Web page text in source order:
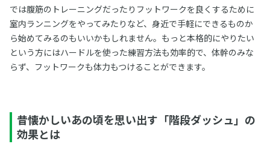
では腹筋のトレーニングだったりフットワークを良くするために
室内ランニングをやってみたりなど、身近で手軽にできるものか
ら始めてみるのもいいかもしれません。もっと本格的にやりたい
という方にはハードルを使った練習方法も効率的で、体幹のみな
らず、フットワークも体力もつけることができます。
昔懐かしいあの頃を思い出す「階段ダッシュ」の
効果とは